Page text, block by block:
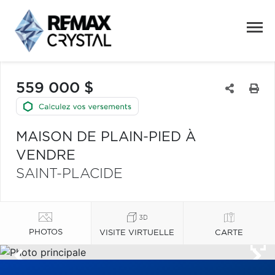
559 000 $
MAISON DE PLAIN-PIED À
VENDRE
SAINT-PLACIDE
PHOTOS VISITE VIRTUELLE CARTE